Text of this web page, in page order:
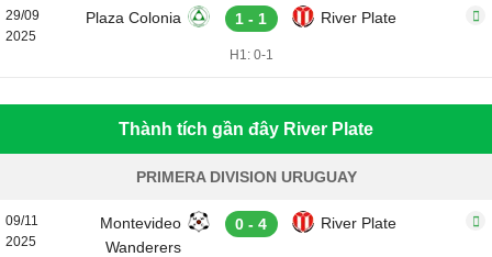
29/09
2025
Plaza Colonia 1 - 1 River Plate
H1: 0-1
Thành tích gần đây River Plate
PRIMERA DIVISION URUGUAY
09/11
2025
Montevideo
Wanderers
0 - 4 River Plate